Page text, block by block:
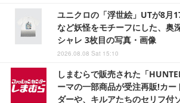
ユニクロの「浮世絵」UTが8月
など妖怪をモチーフにした、奥
シャレ 3枚目の写真・画像
2026.08.08 Sat 15:10
しまむらで販売された「
ーマの一部商品が受注再販!カ
ダーや、キルアたちのセリフ付